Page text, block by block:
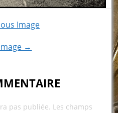
Image
→
pas publiée. Les champs